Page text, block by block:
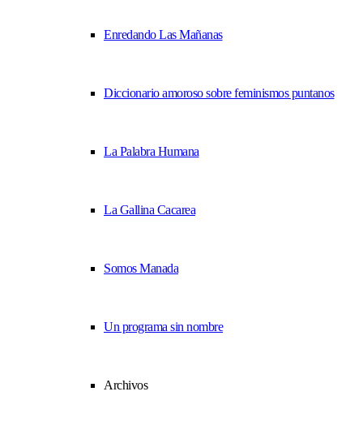
Enredando Las Mañanas
Diccionario amoroso sobre feminismos puntanos
La Palabra Humana
La Gallina Cacarea
Somos Manada
Un programa sin nombre
Archivos